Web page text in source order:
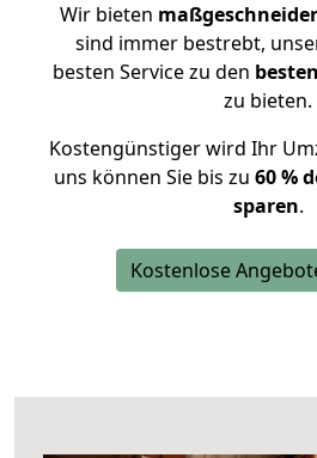
Wir bieten
sind immer bestrebt,
besten Service zu den
zu bieten.
Kostengünstiger wird Ihr
uns können Sie bis zu 60 %
sparen.
Kostenlose